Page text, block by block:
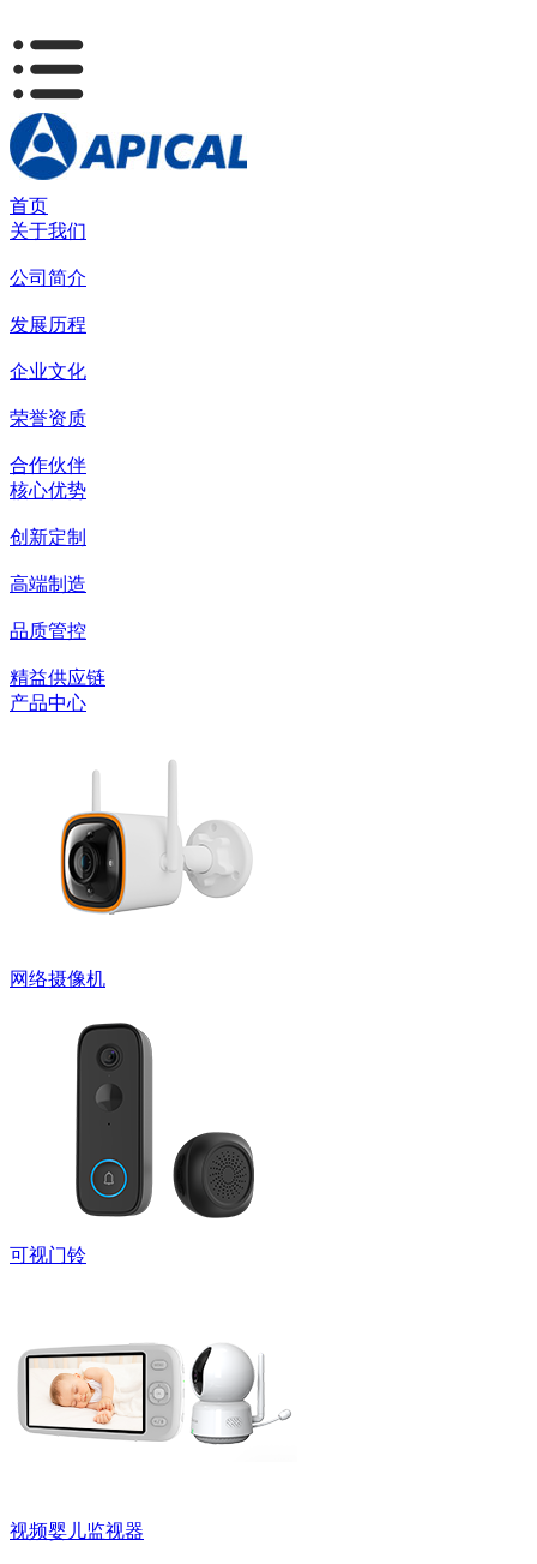
首页
关于我们
公司简介
发展历程
企业文化
荣誉资质
合作伙伴
核心优势
创新定制
高端制造
品质管控
精益供应链
产品中心
网络摄像机
可视门铃
视频婴儿监视器